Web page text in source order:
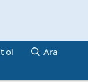
ol Ara